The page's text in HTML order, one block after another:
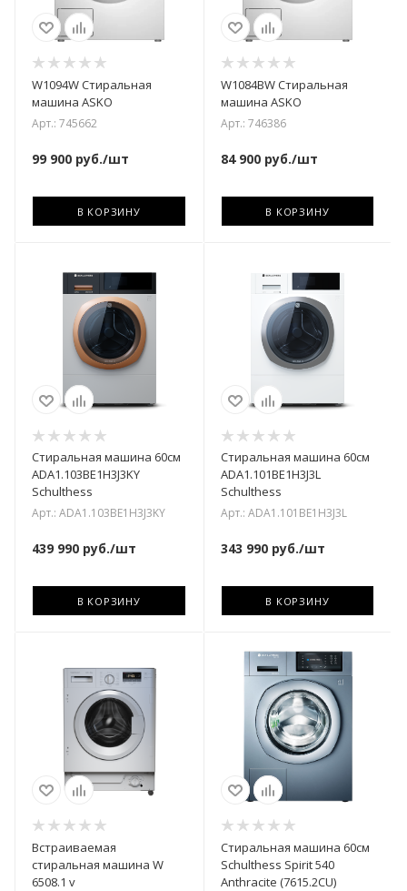
W1094W Стиральная
машина ASKO
Арт.: 745662
99 900 руб./шт
В КОРЗИНУ
W1084BW Стиральная
машина ASKO
Арт.: 746386
84 900руб./шт
В КОРЗИНУ
Стиральная машина 60см
ADA1.103BE1H3J3KY
Schulthess
Арт.: ADA1.103BE1H3J3KY
439 990 руб./шт
В КОРЗИНУ
Стиральная машина 60см
ADA1.101BE1H3J3L
Schulthess
Арт.: ADA1.101BE1H3J3L
343 990руб./шт
В КОРЗИНУ
Встраиваемая
стиральная машина W
6508.1 v
Стиральная машина 60см
Schulthess Spirit 540
Anthracite (7615.2CU)